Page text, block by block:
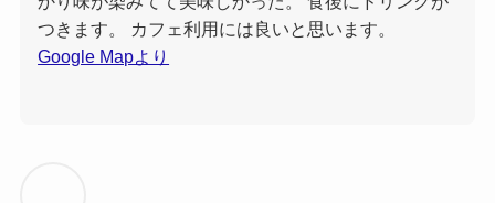
つきます。 カフェ利用には良いと思います。
Google Mapより